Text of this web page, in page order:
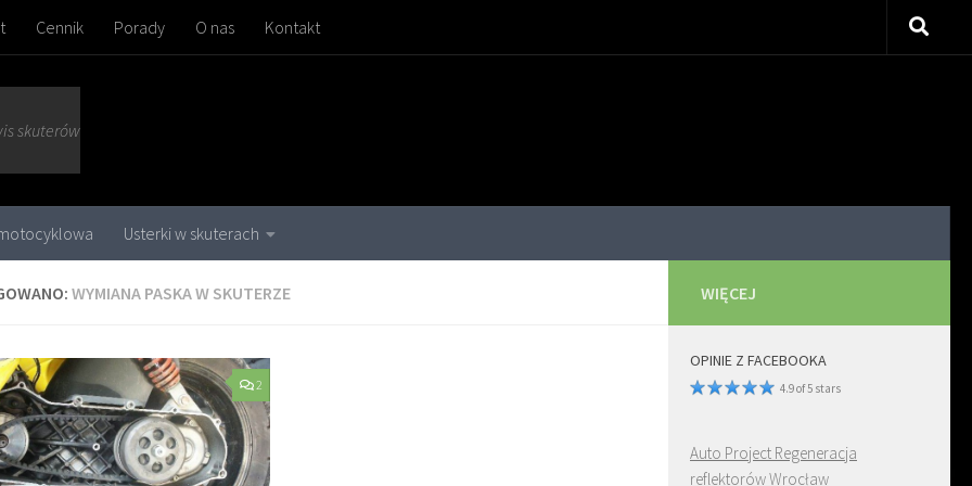
Cennik Porady O nas Kontakt
skuterów
Usterki w skuterach
WYMIANA PASKA W SKUTERZE
2
WIĘCEJ
OPINIE Z FACEBOOKA
4.9 of 5 stars
Auto Project Regeneracja
reflektorów Wrocław